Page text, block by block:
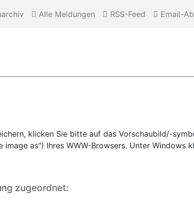
Alle Meldungen RSS-Feed Email-
klicken Sie bitte auf das Vorschaubild/-
image as") Ihres WWW-Browsers. Unter
zugeordnet: